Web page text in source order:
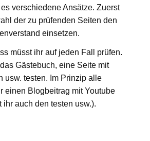
verschiedene Ansätze. Zuerst
der zu prüfenden Seiten den
einsetzen.
müsst ihr auf jeden Fall prüfen.
Gästebuch, eine Seite mit
usw. testen. Im Prinzip alle
einen Blogbeitrag mit Youtube
auch den testen usw.).